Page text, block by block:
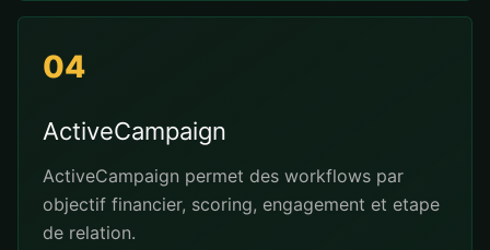
04
ActiveCampaign
ActiveCampaign permet des workflows par
objectif financier, scoring, engagement et etape
de relation.